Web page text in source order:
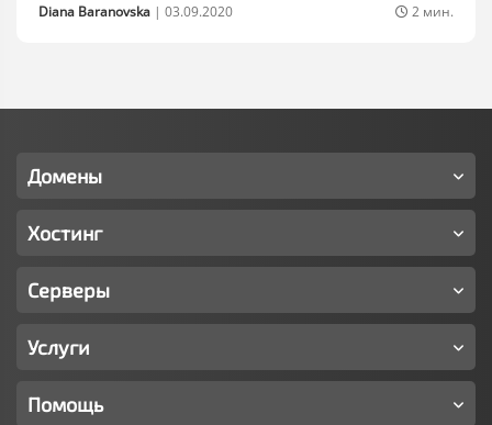
Diana Baranovska | 03.09.2020 2 мин.
Домены
Хостинг
Серверы
Услуги
Помощь